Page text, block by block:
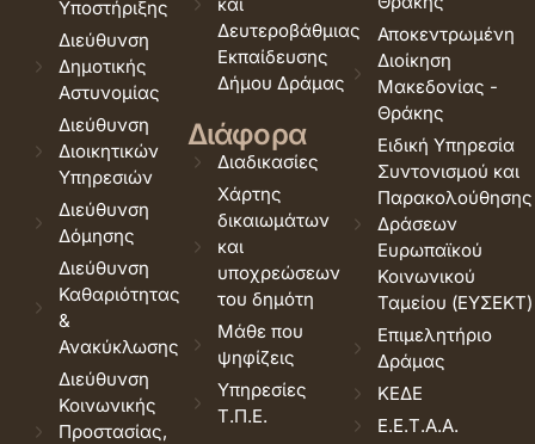
Υποστήριξης
Διεύθυνση
Δημοτικής
Αστυνομίας
Διεύθυνση
Διοικητικών
Υπηρεσιών
Διεύθυνση
Δόμησης
Διεύθυνση
Καθαριότητας
&
Ανακύκλωσης
Διεύθυνση
Κοινωνικής
Προστασίας,
Δευτεροβάθμιας
Εκπαίδευσης
Δήμου Δράμας
Διάφορα
Διαδικασίες
Χάρτης
δικαιωμάτων
και
υποχρεώσεων
του δημότη
Μάθε που
ψηφίζεις
Υπηρεσίες
Τ.Π.Ε.
Αποκεντρωμένη
Διοίκηση
Μακεδονίας -
Θράκης
Ειδική Υπηρεσία
Συντονισμού και
Παρακολούθησης
Δράσεων
Ευρωπαϊκού
Κοινωνικού
Ταμείου (ΕΥΣΕΚΤ)
Επιμελητήριο
Δράμας
ΚΕΔΕ
Ε.Ε.Τ.Α.Α.